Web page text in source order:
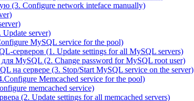
(3. Configure network inteface manually)
server)
MySQL service for the pool)
серверов (1. Update settings for all MySQL servers)
MySQL (2. Change password for MySQL root user)
на сервере (3. Stop/Start MySQL service on the server)
Memcached service for the pool)
memcached service)
(2. Update settings for all memcached servers)